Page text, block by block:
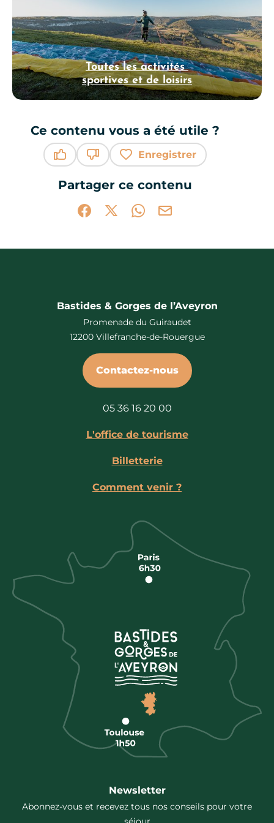
Toutes les activités
sportives et de loisirs
Ce contenu vous a été utile ?
Enregistrer
Partager ce contenu
Partager sur Facebook (nouvelle
Partager sur X / Twitter (nouvelle
Partager sur WhatsApp
Partager par mail
Bastides & Gorges de l’Aveyron
Promenade du Guiraudet
12200 Villefranche-de-Rouergue
Contactez-nous
05 36 16 20 00
L'office de tourisme
Billetterie
Comment venir ?
Newsletter
Abonnez-vous et recevez tous nos conseils pour votre